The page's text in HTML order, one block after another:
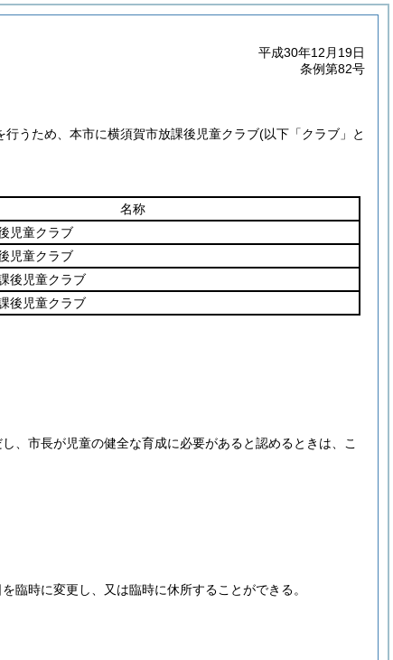
平成30年12月19日
条例第82号
うため、本市に横須賀市放課後児童クラブ(以下「クラブ」と
名称
児童クラブ
児童クラブ
後児童クラブ
後児童クラブ
し、市長が児童の健全な育成に必要があると認めるときは、こ
臨時に変更し、又は臨時に休所することができる。